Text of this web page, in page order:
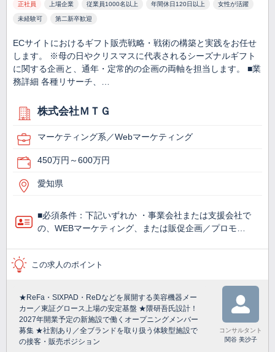
正社員 上場企業 従業員1000名以上 年間休日120日以上 女性が活躍
未経験可 第二新卒歓迎
ECサイトにおけるギフト販売戦略・戦術の構築と実践をお任せ
します。 ※母の日やクリスマスに代表されるシーズナルギフト
に関する企画と、通年・定常的の企画の両軸を担当します。 ■業
務詳細 各種リサーチ、…
株式会社ＭＴＧ
マーケティング系／Webマーケティング
450万円～600万円
愛知県
■必須条件：下記いずれか ・事業会社または支援会社で
の、WEBマーケティング、または販促企画／プロモ…
この求人のポイント
★ReFa・SIXPAD・ReDなどを展開する美容機器メー
カー／東証グロース上場の安定基盤 ★隈研吾氏設計！
2027年開業予定の新施設で働くオープニングメンバー
募集 ★社割あり／全ブランドを取り扱う体験型施設で
の接客・販売ポジション
コンサルタント
関谷 美沙子